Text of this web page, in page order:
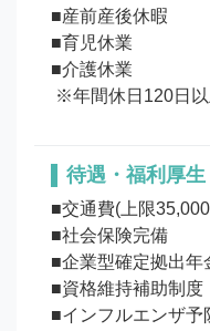
■産前産後休暇
■育児休業
■介護休業
待遇・福利厚生
■交通費(上限
■社会保険完備
■企業型確定拠出年
■資格維持補助制度
■インフルエンザ予